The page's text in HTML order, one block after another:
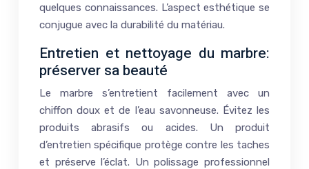
quelques connaissances. L’aspect esthétique se
conjugue avec la durabilité du matériau.
Entretien et nettoyage du marbre:
préserver sa beauté
Le marbre s’entretient facilement avec un
chiffon doux et de l’eau savonneuse. Évitez les
produits abrasifs ou acides. Un produit
d’entretien spécifique protège contre les taches
et préserve l’éclat. Un polissage professionnel